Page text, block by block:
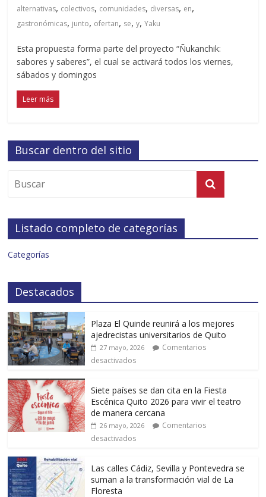
alternativas, colectivos, comunidades, diversas, en,
gastronómicas, junto, ofertan, se,y,Yaku
Esta propuesta forma parte del proyecto “Ñukanchik:
sabores y saberes”, el cual se activará todos los viernes,
sábados y domingos
Leer más
Buscar dentro del sitio
Listado completo de categorías
Categorías
Destacados
Plaza El Quinde reunirá a los mejores
ajedrecistas universitarios de Quito
27 mayo, 2026
Comentarios
desactivados
Siete países se dan cita en la Fiesta
Escénica Quito 2026 para vivir el teatro
de manera cercana
26 mayo, 2026
Comentarios
desactivados
Las calles Cádiz, Sevilla y Pontevedra se
suman a la transformación vial de La
Floresta